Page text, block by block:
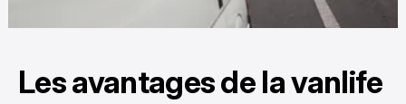
Les avantages de la vanlife